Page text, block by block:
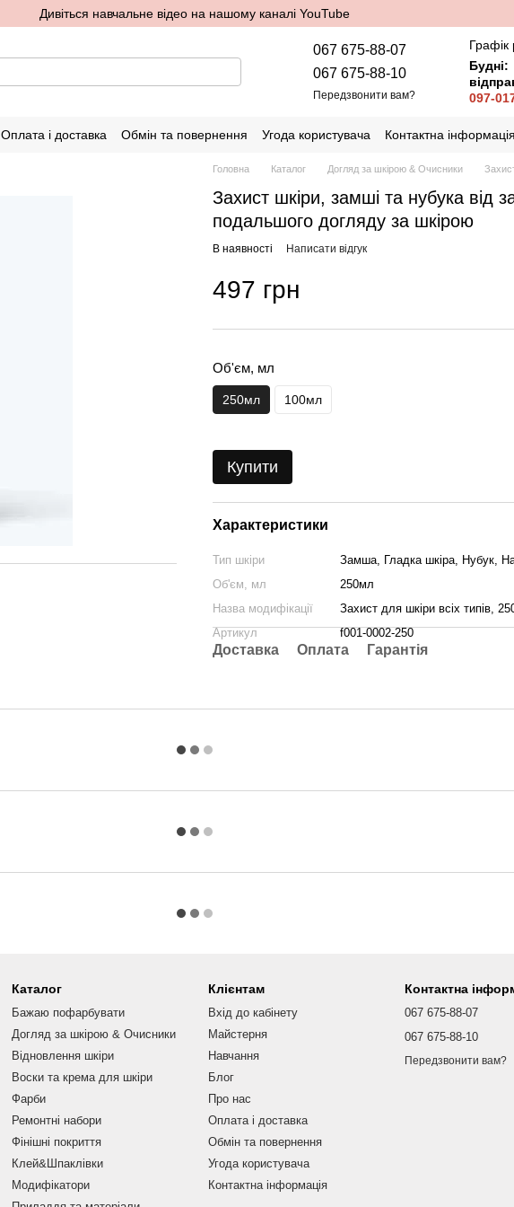
Дивіться навчальне відео на нашому каналі YouTube
067 675-88-07
067 675-88-10
Передзвонити вам?
Графік
Будні:
097-
Оплата і доставка Обмін та повернення Угода користувача Контактна інформація
Головна Каталог Догляд за шкірою & Очисники
Захист шкіри, замші та нубука від
подальшого догляду за шкірою
В наявності Написати відгук
497 грн
Об'єм, мл
250мл 100мл
Купити
Характеристики
Тип шкіри
Замша, Гладка шкіра, Нубук,
Об'єм, мл
250мл
Назва модифікації
Захист для шкіри всіх типів,
Артикул
f001-0002-250
Доставка Оплата Гарантія
Каталог
Бажаю пофарбувати
Догляд за шкірою & Очисники
Відновлення шкіри
Воски та крема для шкіри
Фарби
Ремонтні набори
Фінішні покриття
Клей&Шпаклівки
Модифікатори
Клієнтам
Вхід до кабінету
Майстерня
Навчання
Блог
Про нас
Оплата і доставка
Обмін та повернення
Угода користувача
Контактна інформація
Контактна
067 675-88-07
067 675-88-10
Передзвонити вам?